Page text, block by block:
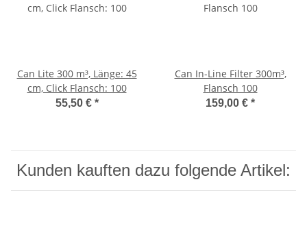
Can Lite 300 m³, Länge: 45
cm, Click Flansch: 100
55,50 € *
Can In-Line Filter 300m³,
Flansch 100
159,00 € *
Kunden kauften dazu folgende Artikel: